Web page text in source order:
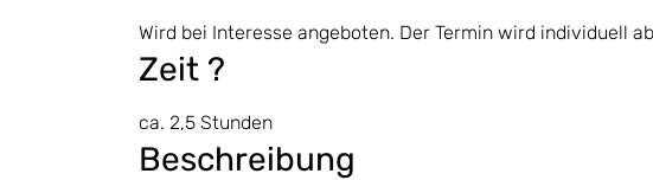
Wird bei Interesse angeboten. Der Termin wird individuell
Zeit ?
ca. 2,5 Stunden
Beschreibung